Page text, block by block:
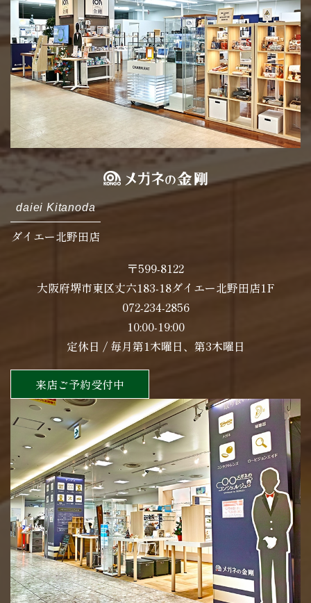
daiei Kitanoda
ダイエー北野田店
〒599-8122
大阪府堺市東区丈六183-18ダイエー北野田店1F
072-234-2856
10:00-19:00
定休日 / 毎月第1木曜日、第3木曜日
来店ご予約受付中